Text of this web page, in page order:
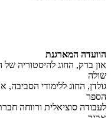
הוועדה המארגנת
און ברק, החוג להיסטוריה
שולה
גולדן, החוג ללימודי הסביבה,
הספר
לעבודה סוציאלית ורווחה